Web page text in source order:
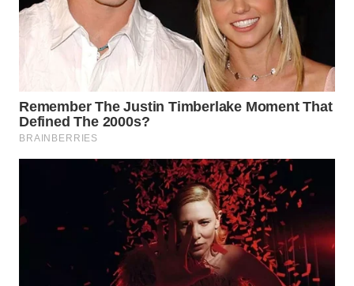
WN
LABUHANBATU
TENGAH
WN DELI
TINGGI
WN